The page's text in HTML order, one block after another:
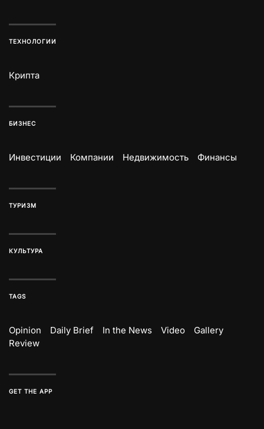
ТЕХНОЛОГИИ
Крипта
БИЗНЕС
Инвестиции Компании Недвижимость Финансы
ТУРИЗМ
КУЛЬТУРА
TAGS
Opinion Daily Brief In the News Video
Gallery
Review
GET THE APP